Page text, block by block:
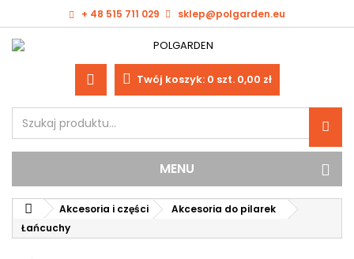
+ 48 515 711 029 sklep@polgarden.eu
Twój koszyk: 0 szt. 0,00 zł
MENU
Akcesoria i części
Akcesoria do pilarek
Łańcuchy